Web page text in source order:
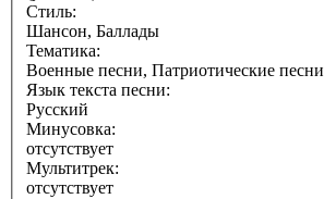
Стиль:
Шансон, Баллады
Тематика:
Военные песни, Патриотические песни
Язык текста песни:
Русский
Минусовка:
отсутствует
Мультитрек:
отсутствует